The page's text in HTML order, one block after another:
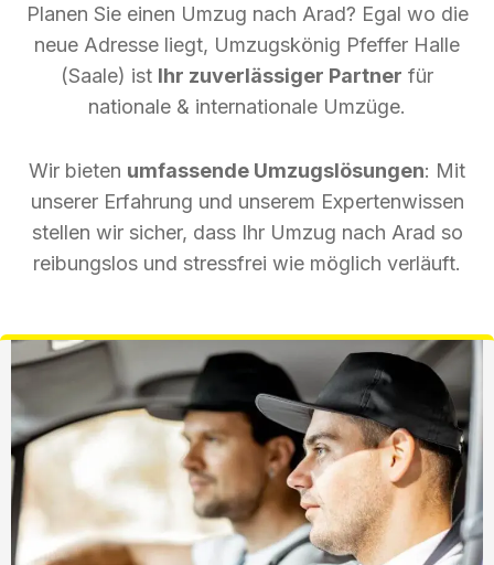
Planen Sie einen Umzug nach Arad? Egal wo die
neue Adresse liegt, Umzugskönig Pfeffer Halle
(Saale) ist Ihr zuverlässiger Partner für
nationale & internationale Umzüge.
Wir bieten umfassende Umzugslösungen: Mit
unserer Erfahrung und unserem Expertenwissen
stellen wir sicher, dass Ihr Umzug nach Arad so
reibungslos und stressfrei wie möglich verläuft.